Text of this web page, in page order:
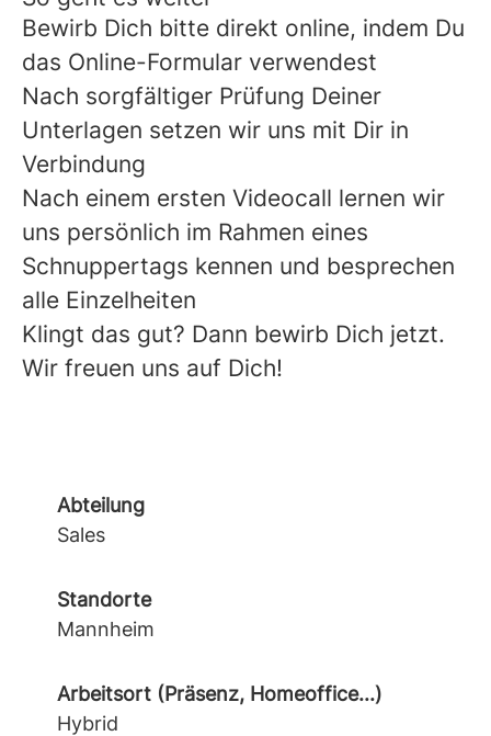
Bewirb Dich bitte direkt online, indem Du
das Online-Formular verwendest
Nach sorgfältiger Prüfung Deiner
Unterlagen setzen wir uns mit Dir in
Verbindung
Nach einem ersten Videocall lernen wir
uns persönlich im Rahmen eines
Schnuppertags kennen und besprechen
alle Einzelheiten
Klingt das gut? Dann bewirb Dich jetzt.
Wir freuen uns auf Dich!
Abteilung
Sales
Standorte
Mannheim
Arbeitsort (Präsenz, Homeoffice...)
Hybrid